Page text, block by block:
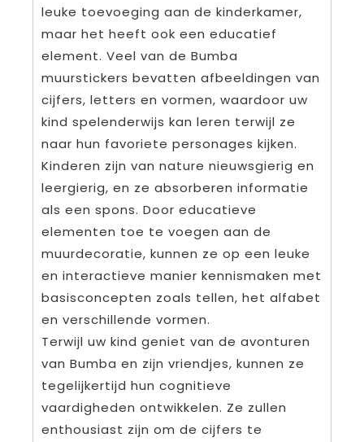
leuke toevoeging aan de kinderkamer,
maar het heeft ook een educatief
element. Veel van de Bumba
muurstickers bevatten afbeeldingen van
cijfers, letters en vormen, waardoor uw
kind spelenderwijs kan leren terwijl ze
naar hun favoriete personages kijken.
Kinderen zijn van nature nieuwsgierig en
leergierig, en ze absorberen informatie
als een spons. Door educatieve
elementen toe te voegen aan de
muurdecoratie, kunnen ze op een leuke
en interactieve manier kennismaken met
basisconcepten zoals tellen, het alfabet
en verschillende vormen.
Terwijl uw kind geniet van de avonturen
van Bumba en zijn vriendjes, kunnen ze
tegelijkertijd hun cognitieve
vaardigheden ontwikkelen. Ze zullen
enthousiast zijn om de cijfers te